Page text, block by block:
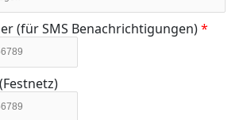
(für SMS Benachrichtigungen)*